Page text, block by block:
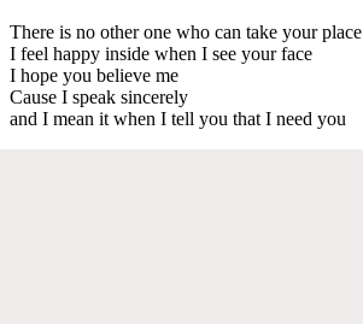
There is no other one who can take your place
I feel happy inside when I see your face
I hope you believe me
Cause I speak sincerely
and I mean it when I tell you that I need you